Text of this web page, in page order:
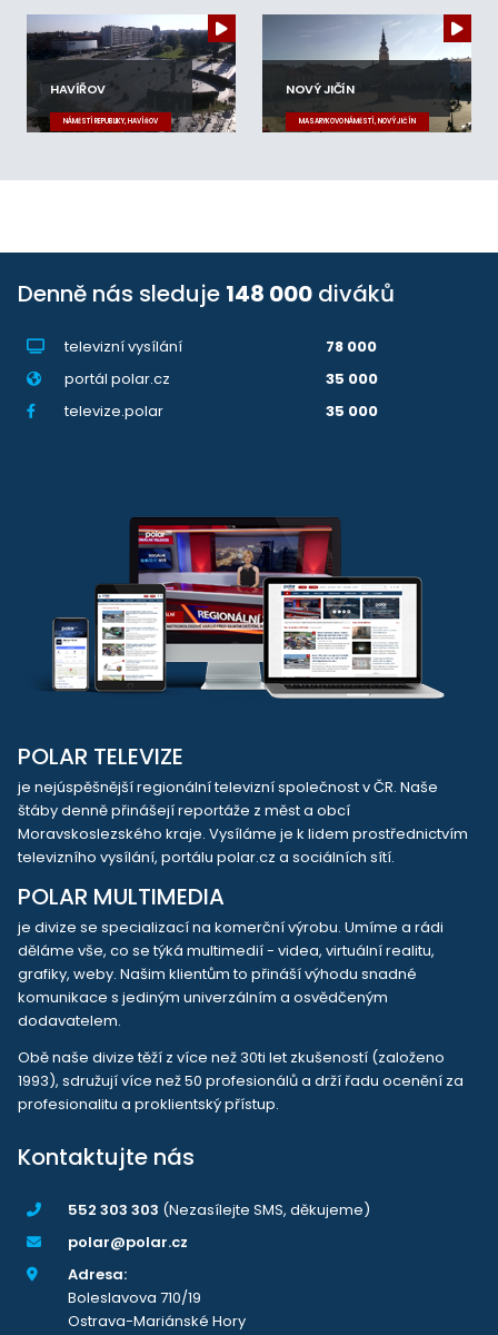
HAVÍŘOV
NÁMĚSTÍ REPUBLIKY, HAVÍŘOV
NOVÝ JIČÍN
MASARYKOVO NÁMĚSTÍ, NOVÝ JIČÍN
Denně nás sleduje 148 000 diváků
televizní vysílání
78 000
portál polar.cz
35 000
televize.polar
35 000
POLAR TELEVIZE
je nejúspěšnější regionální televizní společnost v ČR. Naše
štáby denně přinášejí reportáže z měst a obcí
Moravskoslezského kraje. Vysíláme je k lidem prostřednictvím
televizního vysílání, portálu polar.cz a sociálních sítí.
POLAR MULTIMEDIA
je divize se specializací na komerční výrobu. Umíme a rádi
děláme vše, co se týká multimedií - videa, virtuální realitu,
grafiky, weby. Našim klientům to přináší výhodu snadné
komunikace s jediným univerzálním a osvědčeným
dodavatelem.
Obě naše divize těží z více než 30ti let zkušeností (založeno
1993), sdružují více než 50 profesionálů a drží řadu ocenění za
profesionalitu a proklientský přístup.
Kontaktujte nás
552 303 303 (Nezasílejte SMS, děkujeme)
polar@polar.cz
Adresa:
Boleslavova 710/19
Ostrava-Mariánské Hory